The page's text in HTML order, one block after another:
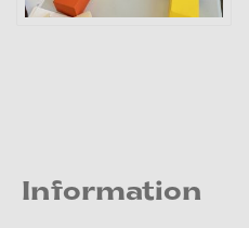
Information